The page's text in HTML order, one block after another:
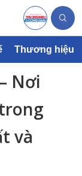
Thương hiệu
Nơi
và